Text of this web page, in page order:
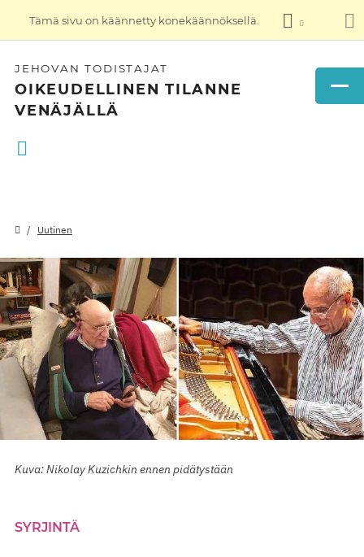
Tämä sivu on käännetty konekäännöksellä.
JEHOVAN TODISTAJAT
OIKEUDELLINEN TILANNE
VENÄJÄLLÄ
Uutinen
Kuva: Nikolay Kuzichkin ennen pidätystään
SYRJINTÄ